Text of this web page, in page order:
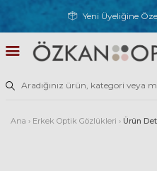
Yeni Üyeliğine
Ana › Erkek Optik Gözlükleri › Ürün